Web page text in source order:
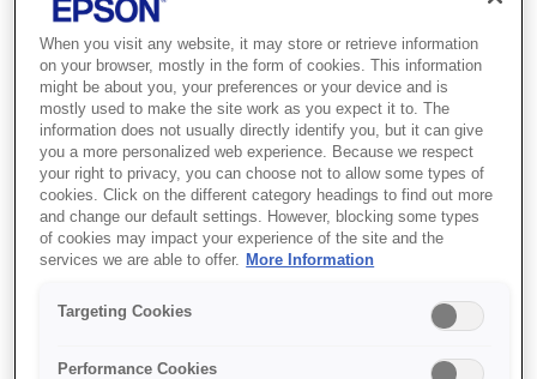
מדפסת סיכות להדפסה ברשת
מהירויות הדפסה מובילות בשוק
אמינות משופרת
When you visit any website, it may store or retrieve information
on your browser, mostly in the form of cookies. This information
might be about you, your preferences or your device and is
mostly used to make the site work as you expect it to. The
information does not usually directly identify you, but it can give
you a more personalized web experience. Because we respect
your right to privacy, you can choose not to allow some types of
cookies. Click on the different category headings to find out more
and change our default settings. However, blocking some types
of cookies may impact your experience of the site and the
services we are able to offer. More Information
Targeting Cookies
Performance Cookies